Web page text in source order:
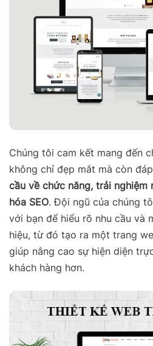
Chúng tôi cam kết mang đến
không chỉ đẹp mắt mà còn
cầu về chức năng, trải nghiệm
hóa SEO. Đội ngũ của chúng
với bạn để hiểu rõ nhu cầu và
hiệu, từ đó tạo ra một trang
giúp nâng cao sự hiện diện
khách hàng hơn.